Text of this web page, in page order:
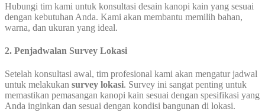
Hubungi tim kami untuk konsultasi desain kanopi kain yang sesuai
dengan kebutuhan Anda. Kami akan membantu memilih bahan,
warna, dan ukuran yang ideal.
2. Penjadwalan Survey Lokasi
Setelah konsultasi awal, tim profesional kami akan mengatur jadwal
untuk melakukan survey lokasi. Survey ini sangat penting untuk
memastikan pemasangan kanopi kain sesuai dengan spesifikasi yang
Anda inginkan dan sesuai dengan kondisi bangunan di lokasi.